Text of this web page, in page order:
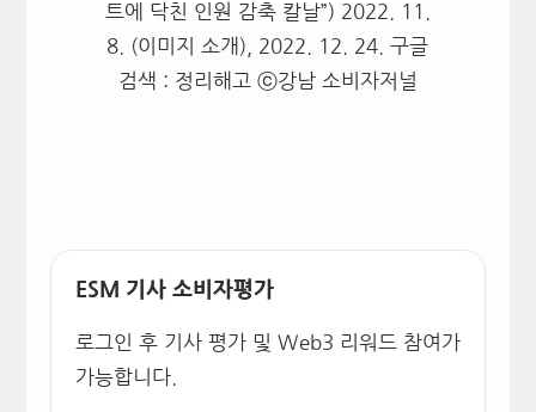
트에 닥친 인원 감축 칼날”) 2022. 11.
8. (이미지 소개), 2022. 12. 24. 구글
검색 : 정리해고 ⓒ강남 소비자저널
ESM 기사 소비자평가
로그인 후 기사 평가 및 Web3 리워드 참여가
가능합니다.